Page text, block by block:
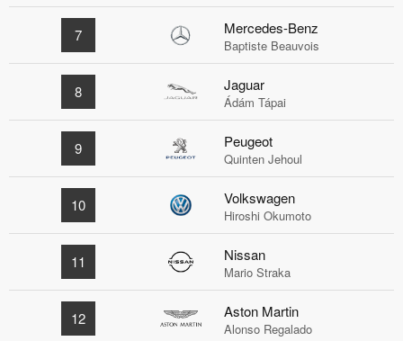
7 Mercedes-Benz
Baptiste Beauvois
8 Jaguar
Ádám Tápai
9 Peugeot
Quinten Jehoul
10 Volkswagen
Hiroshi Okumoto
11 Nissan
Mario Straka
12 Aston Martin
Alonso Regalado